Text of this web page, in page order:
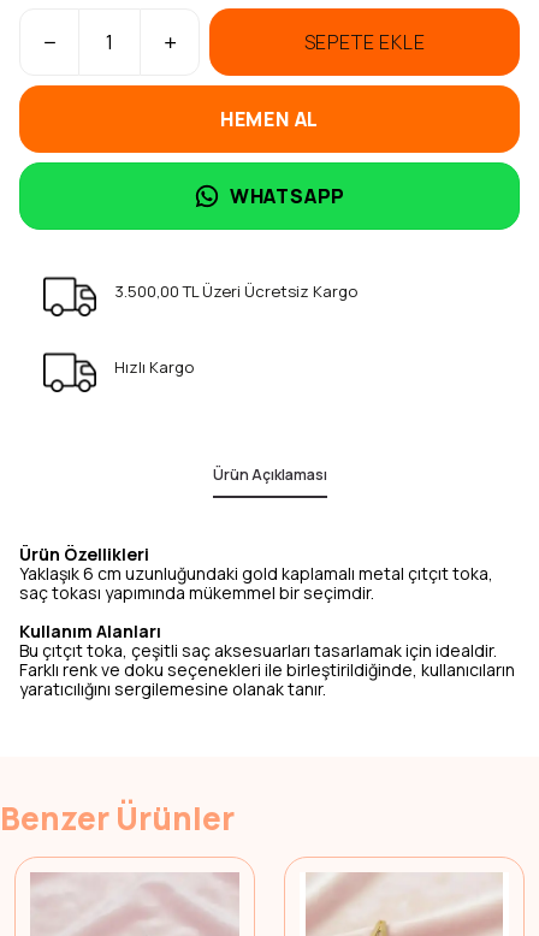
SEPETE EKLE
HEMEN AL
WHATSAPP
3.500,00 TL Üzeri Ücretsiz Kargo
Hızlı Kargo
Ürün Açıklaması
Ürün Özellikleri
Yaklaşık 6 cm uzunluğundaki gold kaplamalı metal çıtçıt toka,
saç tokası yapımında mükemmel bir seçimdir.
Kullanım Alanları
Bu çıtçıt toka, çeşitli saç aksesuarları tasarlamak için idealdir.
Farklı renk ve doku seçenekleri ile birleştirildiğinde, kullanıcıların
yaratıcılığını sergilemesine olanak tanır.
Benzer Ürünler